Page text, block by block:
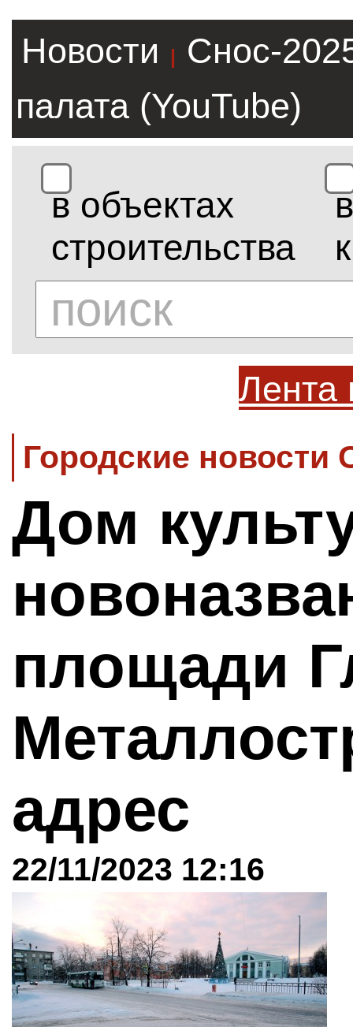
Новости |
Снос-
палата (YouTube)
в объектах
строительства
в
Лента
Городские новости
Дом
площади
адрес
22/11/2023 12:16